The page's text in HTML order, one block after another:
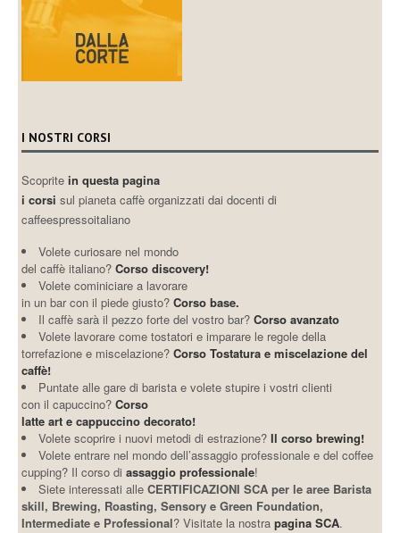
I NOSTRI CORSI
Scopritein questa pagina
i corsi sul pianeta caffè organizzati dai docenti di
caffeespressoitaliano
Volete curiosare nel mondo
del caffè italiano? Corso discovery!
Volete cominiciare a lavorare
in un bar con il piede giusto? Corso base.
Il caffè sarà il pezzo forte del vostro bar?Corso avanzato
Volete lavorare come tostatori e imparare le regole della
torrefazione e miscelazione?Corso Tostatura e miscelazione del
caffè!
Puntate alle gare di barista e volete stupire i vostri clienti
con il capuccino?Corso
latte art e cappuccino decorato!
Volete scoprire i nuovi metodi di estrazione?Il corso brewing!
Volete entrare nel mondo dell’assaggio professionale e del coffee
cupping? Il corso diassaggio professionale!
Siete interessati alleCERTIFICAZIONI SCA per le aree Barista
skill, Brewing, Roasting, Sensory e Green Foundation,
Intermediate e Professional? Visitate la nostrapagina SCA.